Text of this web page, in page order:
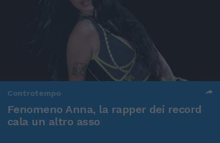
Controtempo
Fenomeno Anna, la rapper dei record
cala un altro asso